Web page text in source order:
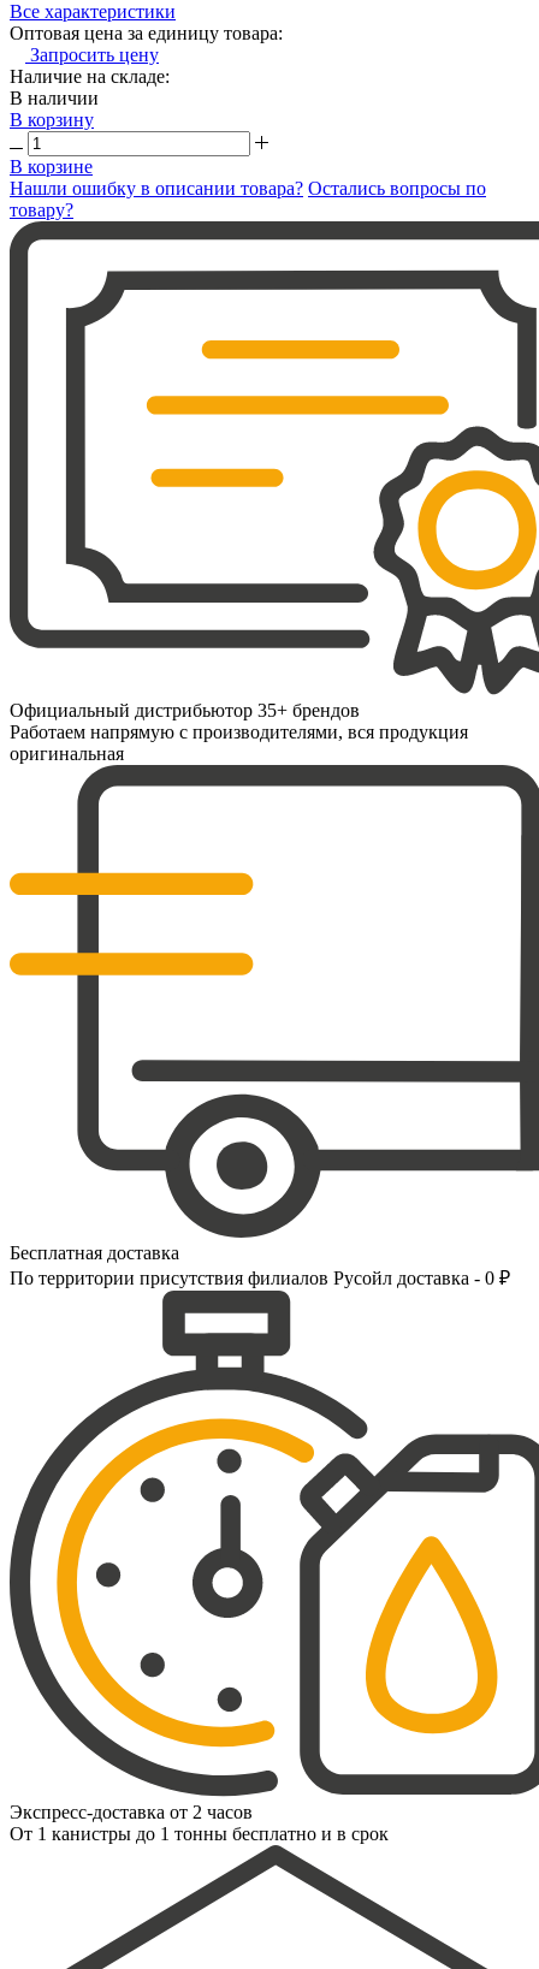
Все характеристики
Оптовая цена за единицу товара:
Запросить цену
Наличие на складе:
В наличии
В корзину
В корзине
Нашли ошибку в описании товара? Остались вопросы по
товару?
Официальный дистрибьютор 35+ брендов
Работаем напрямую с производителями, вся продукция
оригинальная
Бесплатная доставка
По территории присутствия филиалов Русойл доставка - 0 ₽
Экспресс-доставка от 2 часов
От 1 канистры до 1 тонны бесплатно и в срок